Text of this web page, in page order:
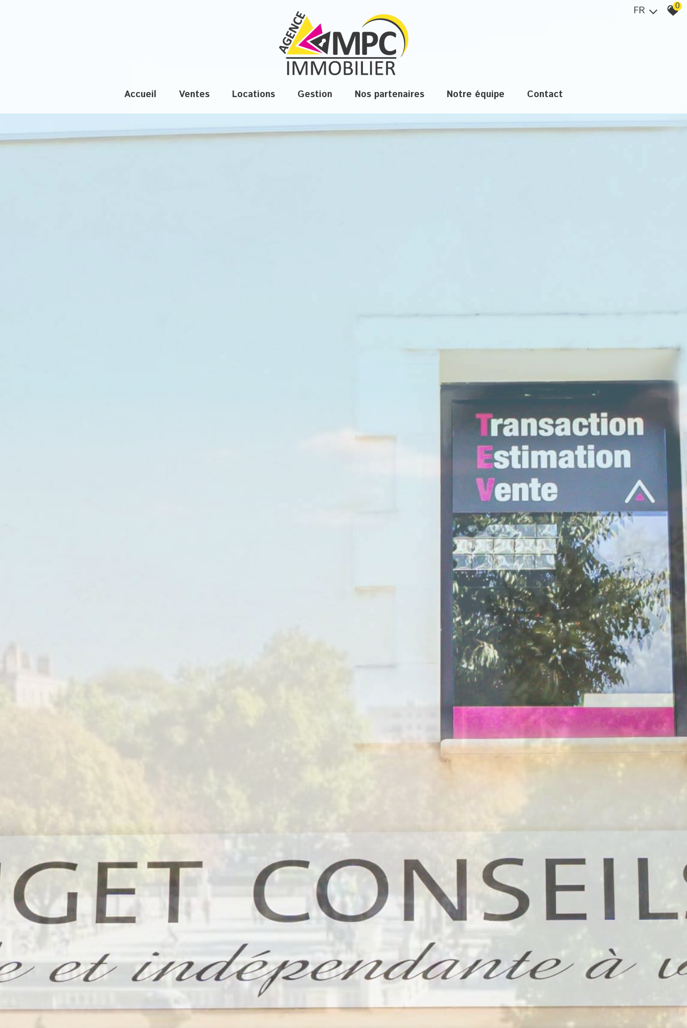
FR 0
accueil ventes locations
biens professionnels disponibles à la location
gestion nos partenaires notre équipe contact